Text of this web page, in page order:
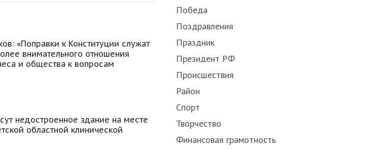
«Поправки к Конституции служат
внимательного отношения
и общества к вопросам
недостроенное здание на месте
областной клинической
Победа
Поздравления
Праздник
Президент РФ
Происшествия
Район
Спорт
Творчество
Финансовая грамотность